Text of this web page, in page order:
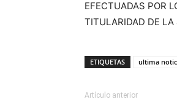
EFECTUADAS POR
TITULARIDAD DE
ETIQUETAS ultima
Artículo anterior